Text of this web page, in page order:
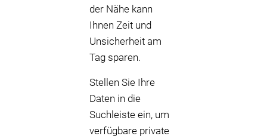
der Nähe kann
Ihnen Zeit und
Unsicherheit am
Tag sparen.
Stellen Sie Ihre
Daten in die
Suchleiste ein, um
verfügbare private